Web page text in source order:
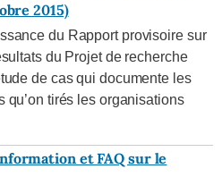
2015)
du Rapport provisoire sur
du Projet de recherche
de cas qui documente les
qu’on tirés les organisations
et FAQ sur le